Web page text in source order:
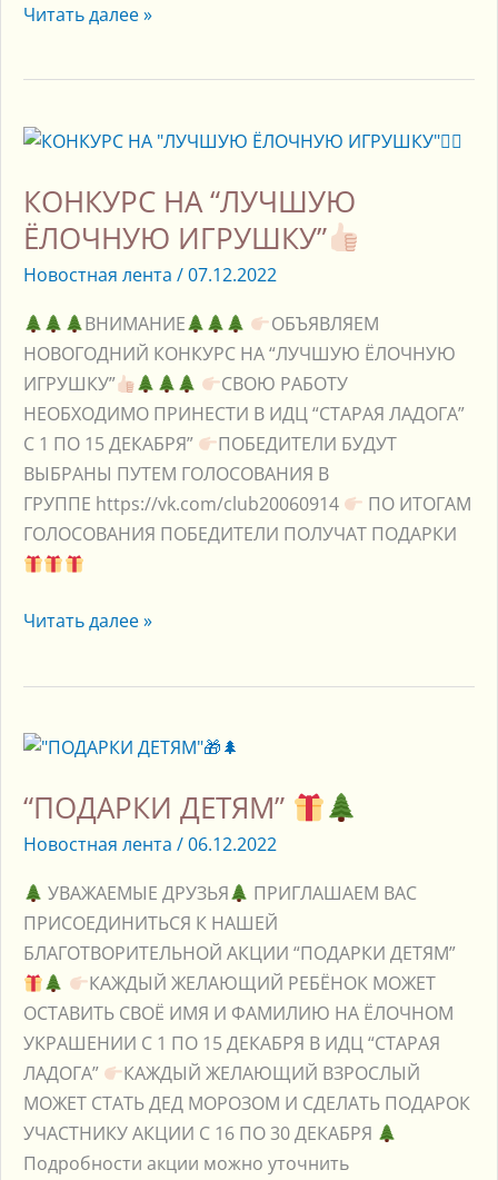
Читать далее »
КОНКУРС НА “ЛУЧШУЮ
ЁЛОЧНУЮ ИГРУШКУ”
Новостная лента /07.12.2022
ВНИМАНИЕ
ОБЪЯВЛЯЕМ
НОВОГОДНИЙ КОНКУРС НА “ЛУЧШУЮ ЁЛОЧНУЮ
ИГРУШКУ”
СВОЮ РАБОТУ
НЕОБХОДИМО ПРИНЕСТИ В ИДЦ “СТАРАЯ ЛАДОГА”
С 1 ПО 15 ДЕКАБРЯ”
ПОБЕДИТЕЛИ БУДУТ
ВЫБРАНЫ ПУТЕМ ГОЛОСОВАНИЯ В
ГРУППЕ https://vk.com/club20060914
ПО ИТОГАМ
ГОЛОСОВАНИЯ ПОБЕДИТЕЛИ ПОЛУЧАТ ПОДАРКИ
КОНКУРС
“ЛУЧШУЮ
ЁЛОЧНУЮ
Читать далее »
“ПОДАРКИ ДЕТЯМ”
Новостная лента /06.12.2022
УВАЖАЕМЫЕ ДРУЗЬЯ
ПРИГЛАШАЕМ ВАС
ПРИСОЕДИНИТЬСЯ К НАШЕЙ
БЛАГОТВОРИТЕЛЬНОЙ АКЦИИ “ПОДАРКИ ДЕТЯМ”
КАЖДЫЙ ЖЕЛАЮЩИЙ РЕБЁНОК МОЖЕТ
ОСТАВИТЬ СВОЁ ИМЯ И ФАМИЛИЮ НА ЁЛОЧНОМ
УКРАШЕНИИ С 1 ПО 15 ДЕКАБРЯ В ИДЦ “СТАРАЯ
ЛАДОГА”
КАЖДЫЙ ЖЕЛАЮЩИЙ ВЗРОСЛЫЙ
МОЖЕТ СТАТЬ ДЕД МОРОЗОМ И СДЕЛАТЬ ПОДАРОК
УЧАСТНИКУ АКЦИИ С 16 ПО 30 ДЕКАБРЯ
Подробности акции можно уточнить
“ПОДАРКИ